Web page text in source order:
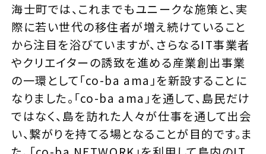
海士町では、これまでもユニークな施策と、実
際に若い世代の移住者が増え続けていること
から注目を浴びていますが、さらなるIT事業者
やクリエイターの誘致を進める産業創出事業
の一環として「co-ba ama」を新設することに
なりました。「co-ba ama」を通して、島民だけ
ではなく、島を訪れた人々が仕事を通して出会
い、繋がりを持てる場となることが目的です。ま